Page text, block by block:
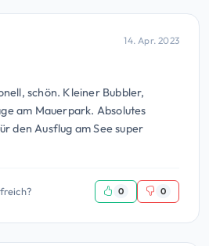
14. Apr. 2023
schön. Kleiner Bubbler,
am Mauerpark. Absolutes
den Ausflug am See super
0 0